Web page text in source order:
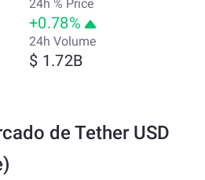
24h % Price
+0.78%
24h Volume
$ 1.72B
de Tether USD